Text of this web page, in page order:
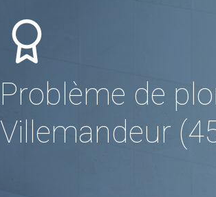
Problème de
Villemandeur